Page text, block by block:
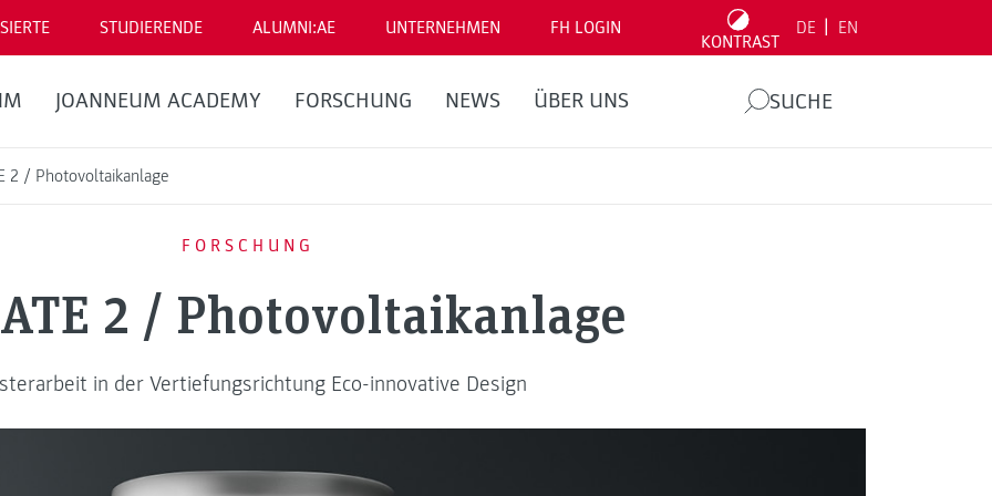
STUDIERENDE ALUMNI:AE UNTERNEHMEN FH LOGIN
KONTRAST
DE EN
JOANNEUM ACADEMY FORSCHUNG NEWS ÜBER UNS SUCHE
2 / Photovoltaikanlage
FORSCHUNG
2 / Photovoltaikanlage
in der Vertiefungsrichtung Eco-innovative Design